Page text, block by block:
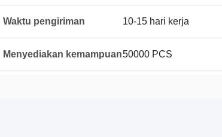
Waktu pengiriman 10-15 hari kerja
Menyediakan kemampuan50000 PCS